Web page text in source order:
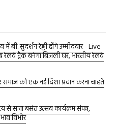
में बी. सुदर्शन रेड्डी होंगे उम्मीदवार - Live
ट्रैक बनेगा बिजली घर, भारतीय रेलवे
को एक नई दिशा प्रदान करना चाहते
सजा बसंत उत्सव कार्यक्रम संपन्न,
विभोर